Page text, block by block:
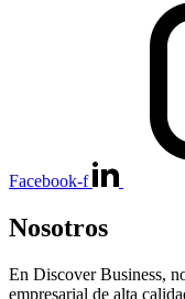
Facebook-f
Nosotros
En Discover Business,
empresarial de alta